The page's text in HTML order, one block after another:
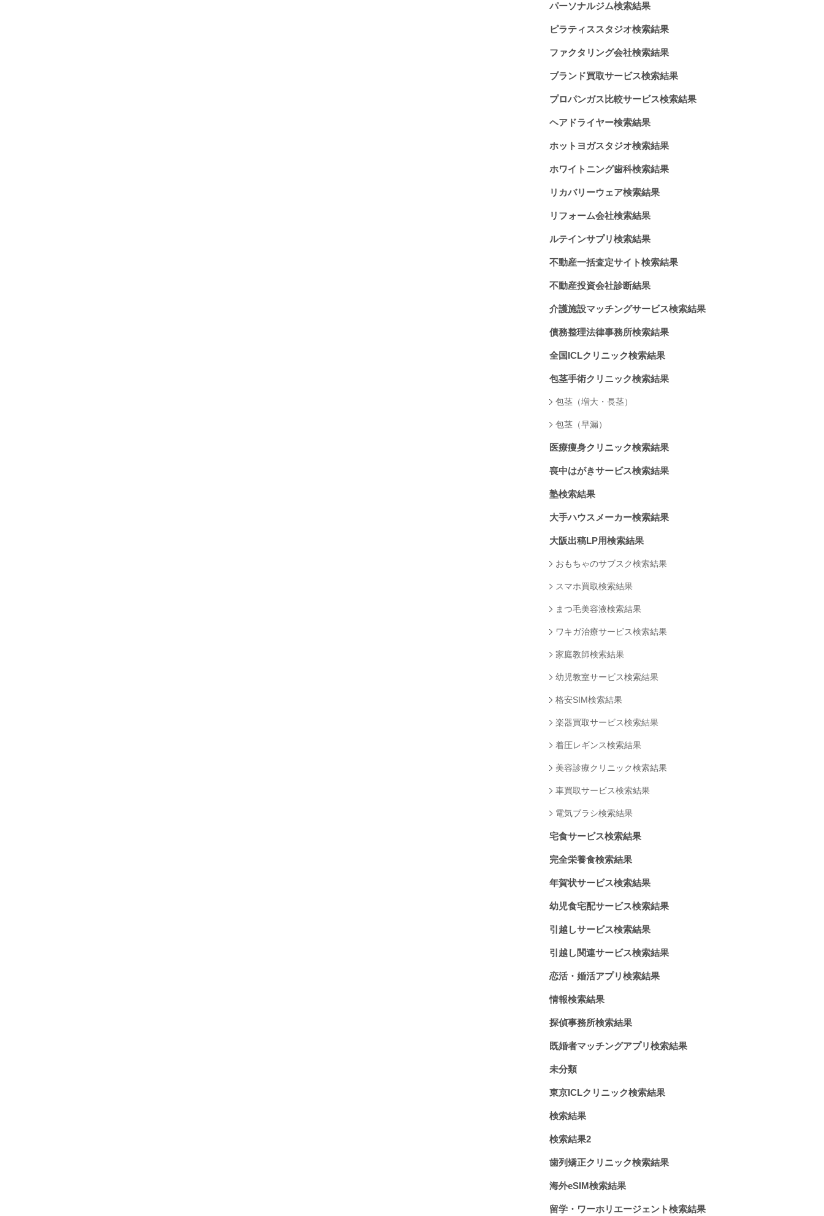
パーソナルジム検索結果
ピラティススタジオ検索結果
ファクタリング会社検索結果
ブランド買取サービス検索結果
プロパンガス比較サービス検索結果
ヘアドライヤー検索結果
ホットヨガスタジオ検索結果
ホワイトニング歯科検索結果
リカバリーウェア検索結果
リフォーム会社検索結果
ルテインサプリ検索結果
不動産一括査定サイト検索結果
不動産投資会社診断結果
介護施設マッチングサービス検索結果
債務整理法律事務所検索結果
全国ICLクリニック検索結果
包茎手術クリニック検索結果
包茎（増大・長茎）
包茎（早漏）
医療痩身クリニック検索結果
喪中はがきサービス検索結果
塾検索結果
大手ハウスメーカー検索結果
大阪出稿LP用検索結果
おもちゃのサブスク検索結果
スマホ買取検索結果
まつ毛美容液検索結果
ワキガ治療サービス検索結果
家庭教師検索結果
幼児教室サービス検索結果
格安SIM検索結果
楽器買取サービス検索結果
着圧レギンス検索結果
美容診療クリニック検索結果
車買取サービス検索結果
電気ブラシ検索結果
宅食サービス検索結果
完全栄養食検索結果
年賀状サービス検索結果
幼児食宅配サービス検索結果
引越しサービス検索結果
引越し関連サービス検索結果
恋活・婚活アプリ検索結果
情報検索結果
探偵事務所検索結果
既婚者マッチングアプリ検索結果
未分類
東京ICLクリニック検索結果
検索結果
検索結果2
歯列矯正クリニック検索結果
海外eSIM検索結果
留学・ワーホリエージェント検索結果